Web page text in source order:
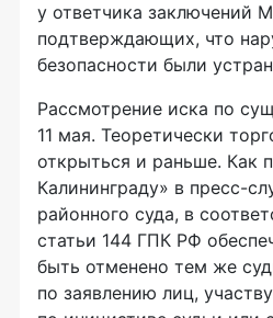
у ответчика заключений
подтверждающих, что
безопасности были
Рассмотрение иска по
11 мая. Теоретически
открыться и раньше. Как
Калининграду» в пресс-
районного суда, в
статьи 144 ГПК РФ
быть отменено тем же
по заявлению лиц,